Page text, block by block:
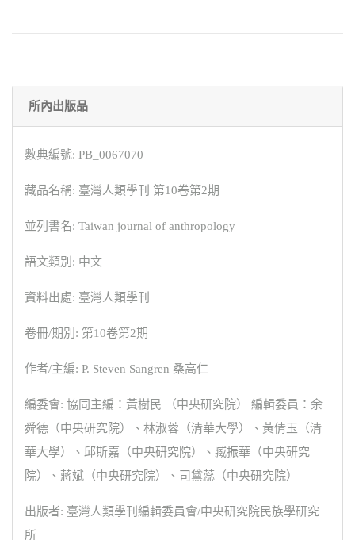
所內出版品
數典編號: PB_0067070
藏品名稱: 臺灣人類學刊 第10卷第2期
並列書名: Taiwan journal of anthropology
語文類別: 中文
資料出處: 臺灣人類學刊
卷冊/期別: 第10卷第2期
作者/主編: P. Steven Sangren 桑高仁
編委會: 協同主編：黃樹民 （中央研究院） 編輯委員：余
舜德（中央研究院）、林淑蓉（清華大學）、黃倩玉（清
華大學）、邱斯嘉（中央研究院）、臧振華（中央研究
院）、蔣斌（中央研究院）、司黛蕊（中央研究院）
出版者: 臺灣人類學刊編輯委員會/中央研究院民族學研究
所